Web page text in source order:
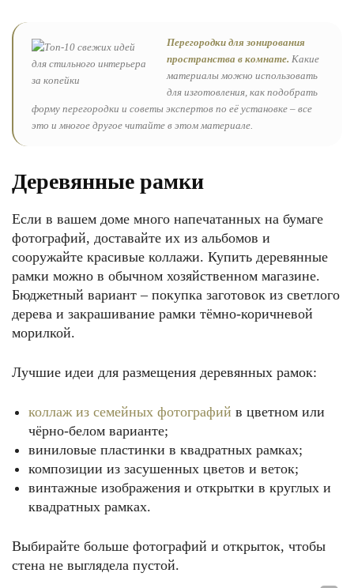
Перегородки для зонирования
пространства в комнате. Какие
материалы можно использовать
для изготовления, как подобрать
форму перегородки и советы экспертов по её установке – все
это и многое другое читайте в этом материале.
Деревянные рамки
Если в вашем доме много напечатанных на бумаге
фотографий, доставайте их из альбомов и
сооружайте красивые коллажи. Купить деревянные
рамки можно в обычном хозяйственном магазине.
Бюджетный вариант – покупка заготовок из светлого
дерева и закрашивание рамки тёмно-коричневой
морилкой.
Лучшие идеи для размещения деревянных рамок:
коллаж из семейных фотографий в цветном или
чёрно-белом варианте;
виниловые пластинки в квадратных рамках;
композиции из засушенных цветов и веток;
винтажные изображения и открытки в круглых и
квадратных рамках.
Выбирайте больше фотографий и открыток, чтобы
стена не выглядела пустой.